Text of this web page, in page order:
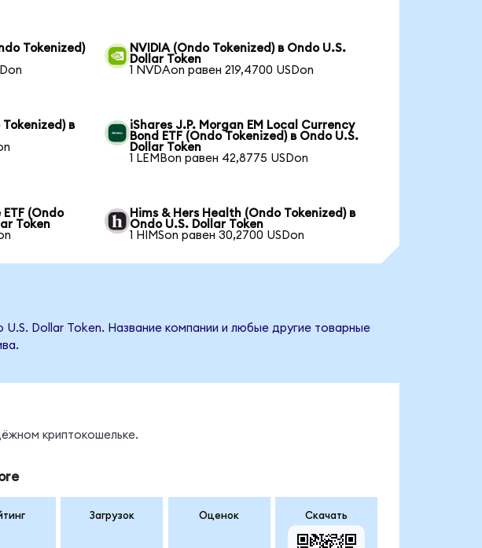
Tokenized)
NVIDIA (Ondo Tokenized) в Ondo U.S.
Dollar Token
1 NVDAon равен 219,4700 USDon
в
iShares J.P. Morgan EM Local Currency
Bond ETF (Ondo Tokenized) в Ondo U.S.
Dollar Token
1 LEMBon равен 42,8775 USDon
(Ondo
Token
Hims & Hers Health (Ondo Tokenized) в
Ondo U.S. Dollar Token
1 HIMSon равен 30,2700 USDon
Dollar Token. Название компании и любые другие товарные
криптокошельке.
Загрузок Оценок Скачать